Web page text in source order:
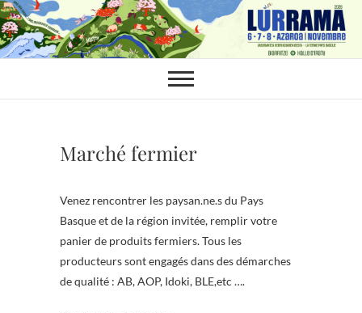
Skip
to
content
Marché fermier
Venez rencontrer les paysan.ne.s du Pays
Basque et de la région invitée, remplir votre
panier de produits fermiers. Tous les
producteurs sont engagés dans des démarches
de qualité : AB, AOP, Idoki, BLE,etc ….